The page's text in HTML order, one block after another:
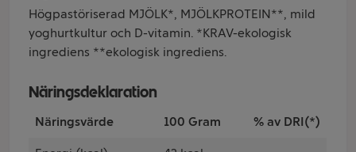
Högpastöriserad MJÖLK*, MJÖLKPROTEIN**, mild
yoghurtkultur och D-vitamin. *KRAV-ekologisk
ingrediens **ekologisk ingrediens.
Näringsdeklaration
Näringsvärde 100 Gram % av DRI(*)